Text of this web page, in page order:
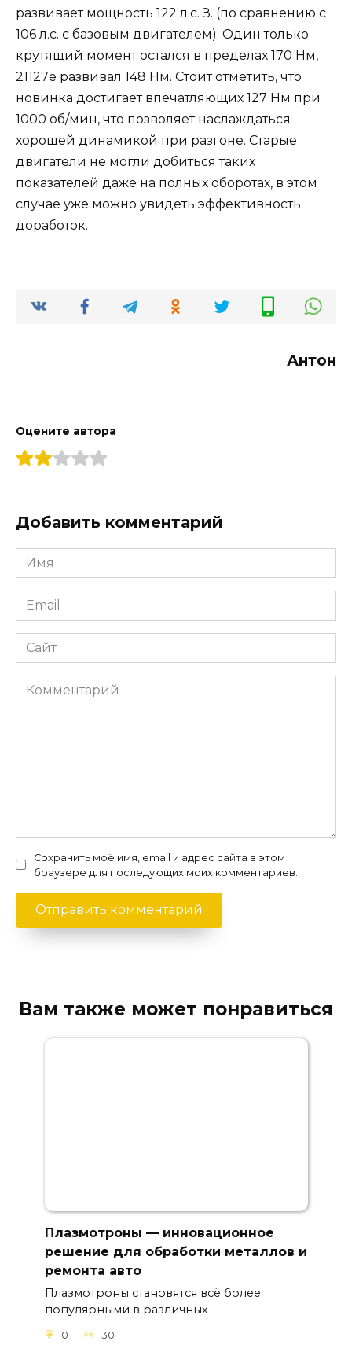
развивает мощность 122 л.с. З. (по сравнению с
106 л.с. с базовым двигателем). Один только
крутящий момент остался в пределах 170 Нм,
21127е развивал 148 Нм. Стоит отметить, что
новинка достигает впечатляющих 127 Нм при
1000 об/мин, что позволяет наслаждаться
хорошей динамикой при разгоне. Старые
двигатели не могли добиться таких
показателей даже на полных оборотах, в этом
случае уже можно увидеть эффективность
доработок.
Антон
Оцените автора
Добавить комментарий
Имя
*
Email
*
Сайт
Комментарий
Сохранить моё имя, email и адрес сайта в этом
браузере для последующих моих комментариев.
Вам также может понравиться
Плазмотроны — инновационное
решение для обработки металлов и
ремонта авто
Плазмотроны становятся всё более
популярными в различных
0 30